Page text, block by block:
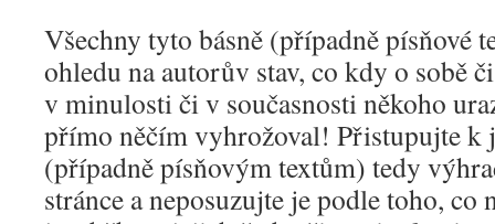
Všechny tyto básně (případně písňové
ohledu na autorův stav, co kdy o sobě
v minulosti či v současnosti někoho
přímo něčím vyhrožoval! Přistupujte k
(případně písňovým textům) tedy
stránce a neposuzujte je podle toho, co